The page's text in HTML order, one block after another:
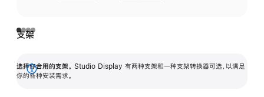
支架
选择你合用的支架。 Studio Display 有两种支架和一种支架转换器可选，以满足
你的各种安装需求。
展